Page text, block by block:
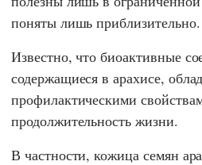
поняты лишь приблизительно.
Известно, что биоактивные
содержащиеся в арахисе,
профилактическими
продолжительность жизни.
В частности, кожица семян